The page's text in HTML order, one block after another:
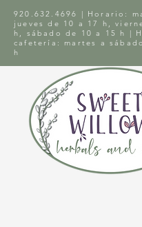
920.632.4696
| Horario:
jueves de 10 a 17 h,
h, sábado de 10 a 15 h |
cafetería: martes a
h